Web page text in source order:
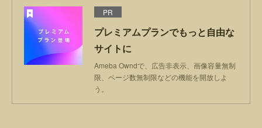
PR
プレミアムプランでもっと自由な
サイトに
Ameba Owndで、広告非表示、画像容量無制
限、ページ数無制限などの機能を開放しよ
う。